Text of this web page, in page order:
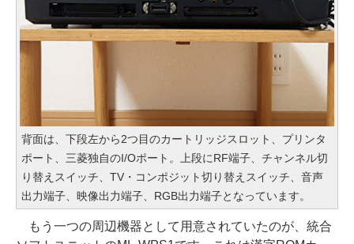
背面は、下段左から2つ目のカートリッジスロット、プリンタ
ポート、三菱独自のI/Oポート。上段にRF端子、チャンネル切
り替えスイッチ、TV・コンポジット切り替えスイッチ、音声
出力端子、映像出力端子、RGB出力端子となっています。
もう一つの周辺機器として用意されていたのが、統合